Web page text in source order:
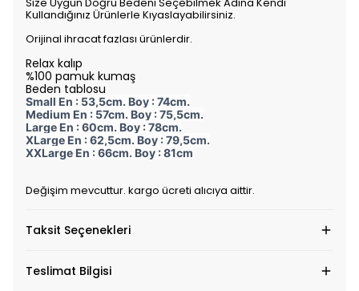
Kullandığınız Ürünlerle Kıyaslayabilirsiniz.
Orijinal ihracat fazlası ürünlerdir.
Relax kalıp
%100 pamuk kumaş
Beden tablosu
Small En : 53,5cm. Boy : 74cm.
Medium En : 57cm. Boy : 75,5cm.
Large En : 60cm. Boy : 78cm.
XLarge En : 62,5cm. Boy : 79,5cm.
XXLarge En : 66cm. Boy : 81cm
Değişim mevcuttur. kargo ücreti alıcıya aittir.
Taksit Seçenekleri
Teslimat Bilgisi